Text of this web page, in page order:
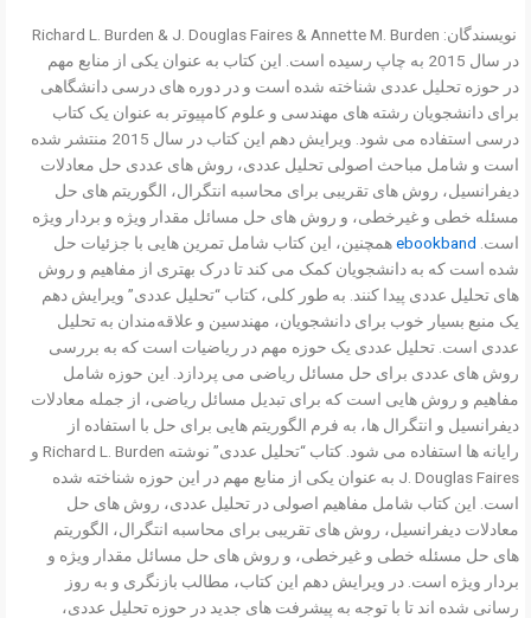
نویسندگان: Richard L. Burden & J. Douglas Faires & Annette M. Burden
در سال 2015 به چاپ رسیده است. این کتاب به عنوان یکی از منابع مهم
در حوزه تحلیل عددی شناخته شده است و در دوره های درسی دانشگاهی
برای دانشجویان رشته های مهندسی و علوم کامپیوتر به عنوان یک کتاب
درسی استفاده می شود. ویرایش دهم این کتاب در سال 2015 منتشر شده
است و شامل مباحث اصولی تحلیل عددی، روش های عددی حل معادلات
دیفرانسیل، روش های تقریبی برای محاسبه انتگرال، الگوریتم های حل
مسئله خطی و غیرخطی، و روش های حل مسائل مقدار ویژه و بردار ویژه
است. ebookbandهمچنین، این کتاب شامل تمرین هایی با جزئیات حل
شده است که به دانشجویان کمک می کند تا درک بهتری از مفاهیم و روش
های تحلیل عددی پیدا کنند. به طور کلی، کتاب “تحلیل عددی” ویرایش دهم
یک منبع بسیار خوب برای دانشجویان، مهندسین و علاقه‌مندان به تحلیل
عددی است. تحلیل عددی یک حوزه مهم در ریاضیات است که به بررسی
روش های عددی برای حل مسائل ریاضی می پردازد. این حوزه شامل
مفاهیم و روش هایی است که برای تبدیل مسائل ریاضی، از جمله معادلات
دیفرانسیل و انتگرال ها، به فرم الگوریتم هایی برای حل با استفاده از
رایانه ها استفاده می شود. کتاب “تحلیل عددی” نوشته Richard L. Burden و
J. Douglas Faires به عنوان یکی از منابع مهم در این حوزه شناخته شده
است. این کتاب شامل مفاهیم اصولی در تحلیل عددی، روش های حل
معادلات دیفرانسیل، روش های تقریبی برای محاسبه انتگرال، الگوریتم
های حل مسئله خطی و غیرخطی، و روش های حل مسائل مقدار ویژه و
بردار ویژه است. در ویرایش دهم این کتاب، مطالب بازنگری و به روز
رسانی شده اند تا با توجه به پیشرفت های جدید در حوزه تحلیل عددی،